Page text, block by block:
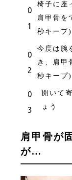
椅子に座
肩甲骨を
秒キープ)
今度は腕
き、肩甲
秒キープ)
開いて
ょう
肩甲骨が
が…